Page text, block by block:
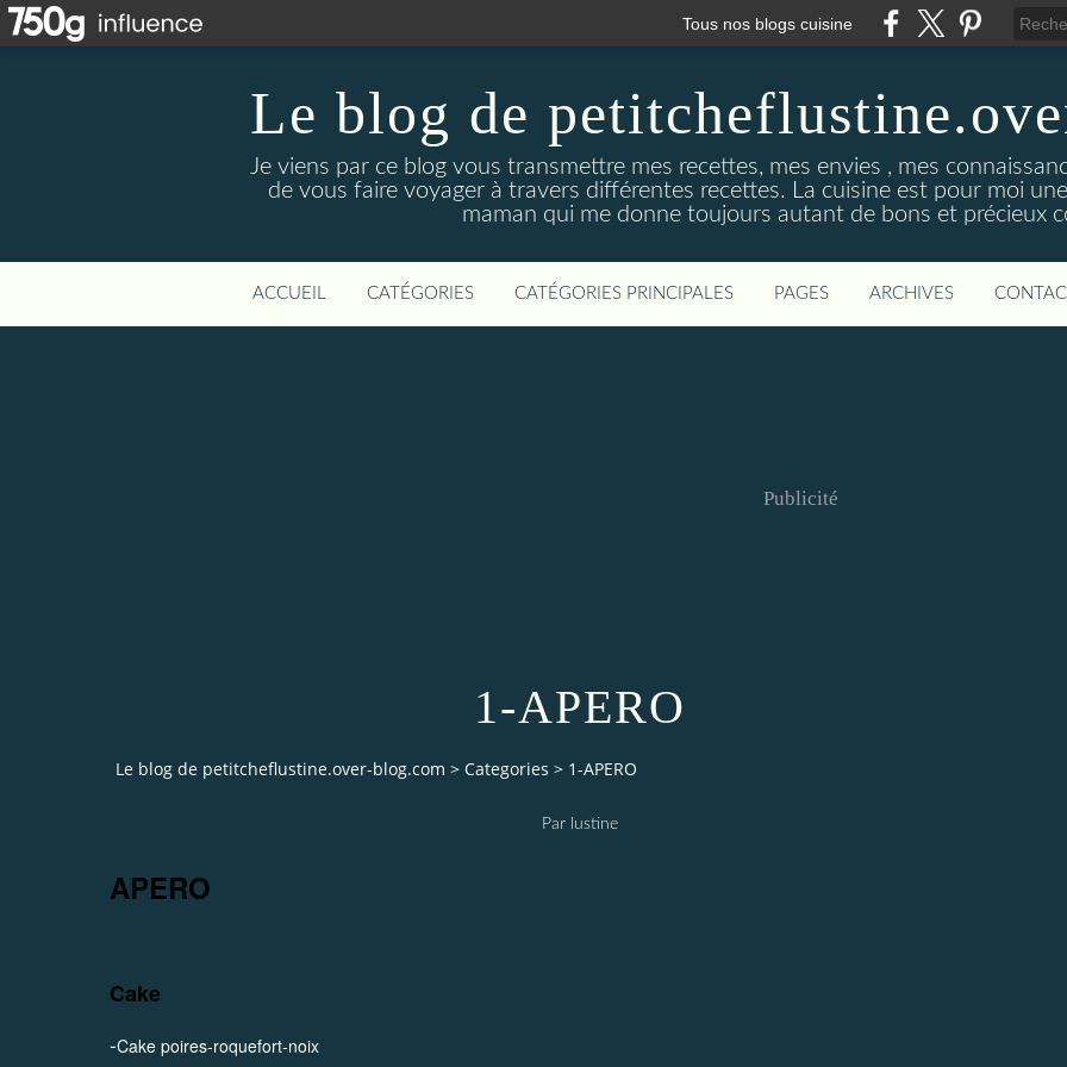
Tous nos blogs cuisine
Le blog de
Je viens par ce blog vous transmettre mes recettes, mes envies , mes
de vous faire voyager à travers différentes recettes. La cuisine est pour moi
maman qui me donne toujours autant de bons et précieux
ACCUEIL CATÉGORIES CATÉGORIES PRINCIPALES PAGES ARCHIVES
Publicité
1-APERO
Le blog de petitcheflustine.over-blog.com > Categories > 1-APERO
Par lustine
APERO
Cake
-Cake poires-roquefort-noix